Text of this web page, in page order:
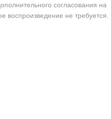
согласования на
воспроизведение не требуется.